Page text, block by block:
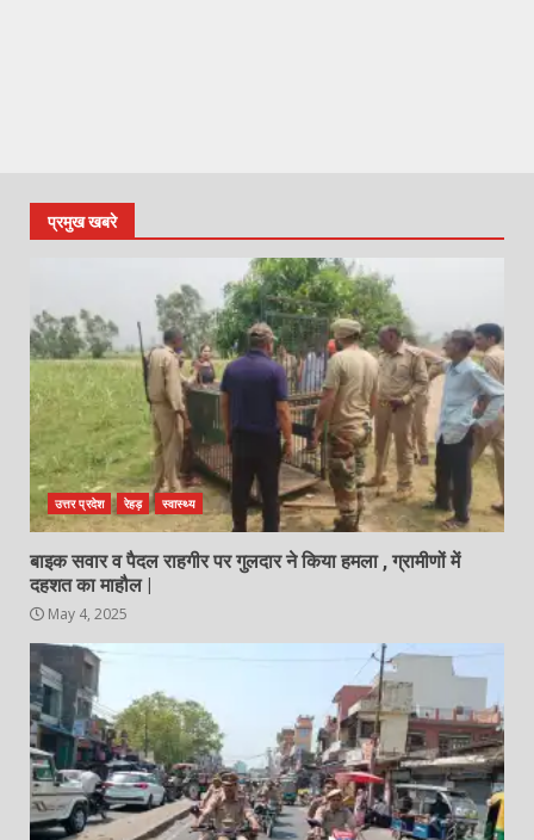
प्रमुख खबरे
उत्तर प्रदेश रेहड़ स्वास्थ्य
बाइक सवार व पैदल राहगीर पर गुलदार ने किया हमला , ग्रामीणों में
दहशत का माहौल |
May 4, 2025